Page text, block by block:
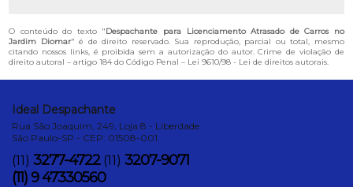
O conteúdo do texto "Despachante para Licenciamento Atrasado de Carros no
Jardim Diomar" é de direito reservado. Sua reprodução, parcial ou total, mesmo
citando nossos links, é proibida sem a autorização do autor. Crime de violação de
direito autoral – artigo 184 do Código Penal – Lei 9610/98 - Lei de direitos autorais.
Ideal Despachante
Rua São Joaquim, 249, Loja:8 - Liberdade
São Paulo-SP - CEP: 01508-001
(11) 3277-4722 (11) 3207-9071
(11) 9 47330560